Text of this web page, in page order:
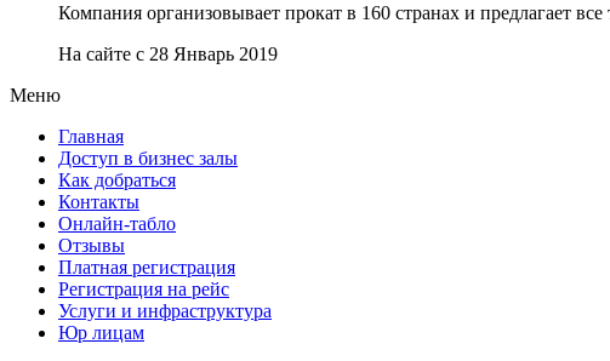
Компания организовывает прокат в 160 странах и предлагает
На сайте с 28 Январь 2019
Меню
Главная
Доступ в бизнес залы
Как добраться
Контакты
Онлайн-табло
Отзывы
Платная регистрация
Регистрация на рейс
Услуги и инфраструктура
Юр лицам